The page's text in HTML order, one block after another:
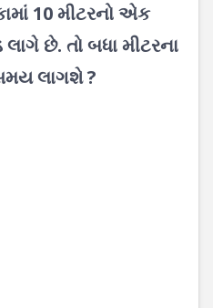
10 મીટરનો એક
છે. તો બધા મીટરના
લાગશે ?